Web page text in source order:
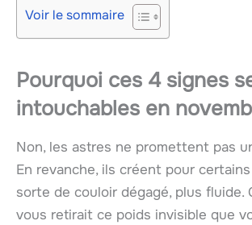
Voir le sommaire
Pourquoi ces 4 signes
intouchables en
Non, les astres ne promettent pas
En revanche, ils créent pour
sorte de couloir dégagé, plus fluide.
vous retirait ce poids invisible que